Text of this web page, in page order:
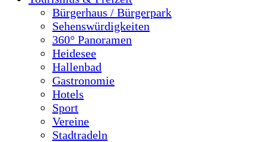
Bürgerhaus / Bürgerpark
Sehenswürdigkeiten
360° Panoramen
Heidesee
Hallenbad
Gastronomie
Hotels
Sport
Vereine
Stadtradeln